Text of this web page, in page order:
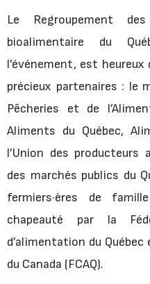
Le Regroupement
bioalimentaire du
l’événement, est
précieux partenaires : le
Pêcheries et de
Aliments du Québec,
l’Union des producteurs
des marchés publics du
fermiers·ères de
chapeauté par la
d’alimentation du
du Canada (FCAQ).